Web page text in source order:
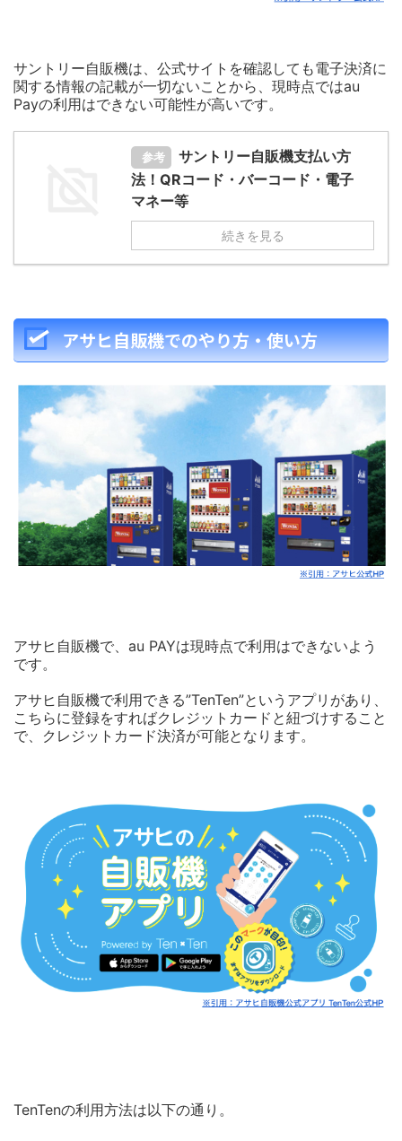
サントリー自販機は、公式サイトを確認しても電子決済に
関する情報の記載が一切ないことから、現時点ではau
Payの利用はできない可能性が高いです。
参考
サントリー自販機支払い方
法！QRコード・バーコード・電子
マネー等
続きを見る
アサヒ自販機でのやり方・使い方
アサヒ自販機で、au PAYは現時点で利用はできないよう
です。
アサヒ自販機で利用できる”TenTen”というアプリがあり、
こちらに登録をすればクレジットカードと紐づけすること
で、クレジットカード決済が可能となります。
TenTenの利用方法は以下の通り。